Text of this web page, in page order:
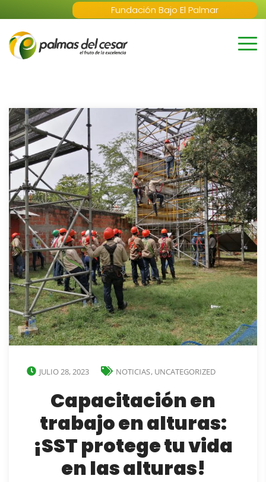
Fundación Bajo El Palmar
JULIO 28, 2023 NOTICIAS, UNCATEGORIZED
Capacitación en
trabajo en alturas:
¡SST protege tu vida
en las alturas!